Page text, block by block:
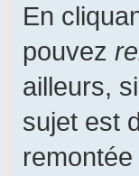
En
pouvez
ailleurs,
sujet est